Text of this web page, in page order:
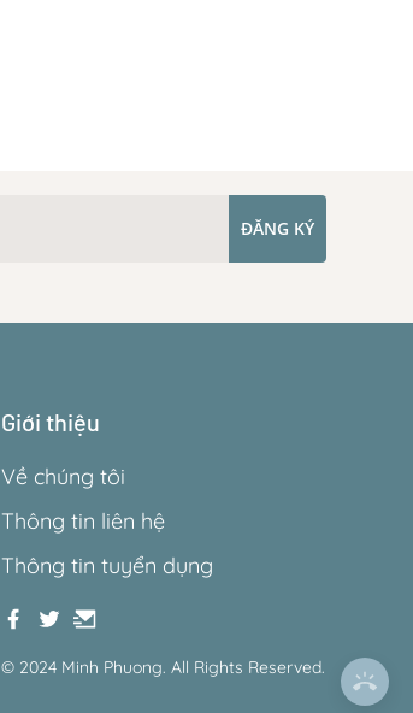
ĐĂNG KÝ
Giới thiệu
Về chúng tôi
Thông tin liên hệ
Thông tin tuyển dụng
© 2024 Minh Phuong. All Rights Reserved.